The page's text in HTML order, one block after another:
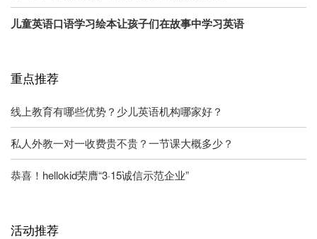
儿童英语口语学习绘本让孩子们在故事中学习英语
重点推荐
线上教育有哪些优势？少儿英语机构哪家好？
私人外教一对一收费贵不贵？一节课大概多少？
恭喜！hellokid荣膺“3·15诚信示范企业”
活动推荐